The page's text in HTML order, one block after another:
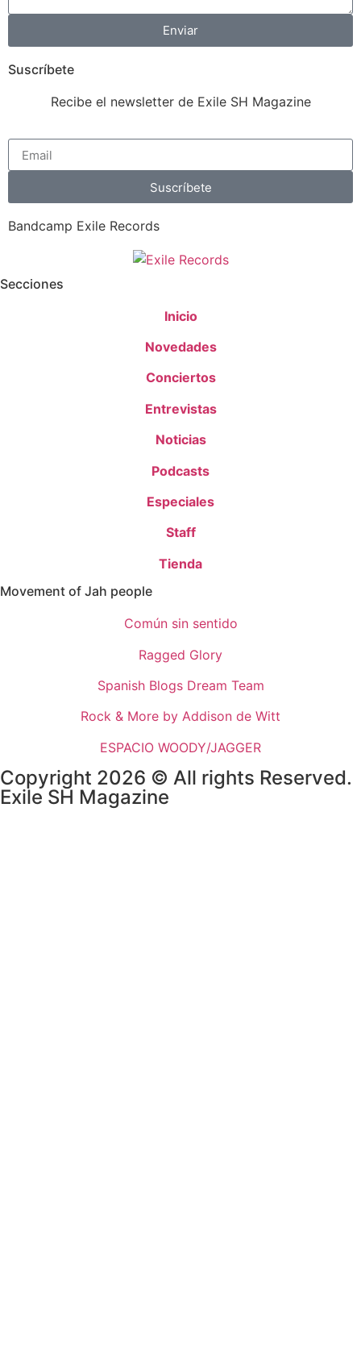
Enviar
Suscríbete
Recibe el newsletter de Exile SH Magazine
Suscríbete
Bandcamp Exile Records
Secciones
Inicio
Novedades
Conciertos
Entrevistas
Noticias
Podcasts
Especiales
Staff
Tienda
Movement of Jah people
Común sin sentido
Ragged Glory
Spanish Blogs Dream Team
Rock & More by Addison de Witt
ESPACIO WOODY/JAGGER
Copyright 2026 © All rights Reserved.
Exile SH Magazine